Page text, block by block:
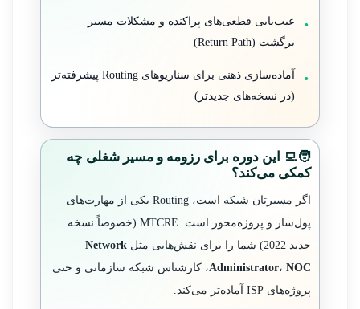
عیب‌یابی قطعی‌های پراکنده و مشکلات مسیر
برگشت (Return Path)
آماده‌سازی ذهنی برای سناریوهای Routing پیشرفته‌تر
(در نسخه‌های جدیدتر)
🧑‍💻 این دوره برای رزومه و مسیر شغلی چه
کمکی می‌کند؟
اگر مسیرتان شبکه است، Routing یکی از مهارت‌های
پول‌ساز و پروژه‌محور است. MTCRE (خصوصاً نسخه
جدید 2022) شما را برای نقش‌هایی مثل
Network
Administrator،NOC
، کارشناس شبکه سازمانی و حتی
پروژه‌های ISP آماده‌تر می‌کند.